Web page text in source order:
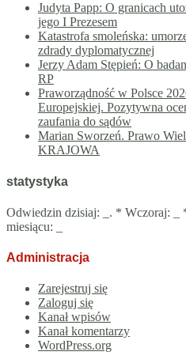
Judyta Papp: O granicach
jego I Prezesem
Katastrofa smoleńska:
zdrady dyplomatycznej
Jerzy Adam Stępień: O
RP
Praworządność w Polsce
Europejskiej. Pozytywna
zaufania do sądów
Marian Sworzeń. Prawo
KRAJOWA
statystyka
Odwiedzin dzisiaj: . * Wczoraj:
miesiącu:
Administracja
Zarejestruj się
Zaloguj się
Kanał wpisów
Kanał komentarzy
WordPress.org